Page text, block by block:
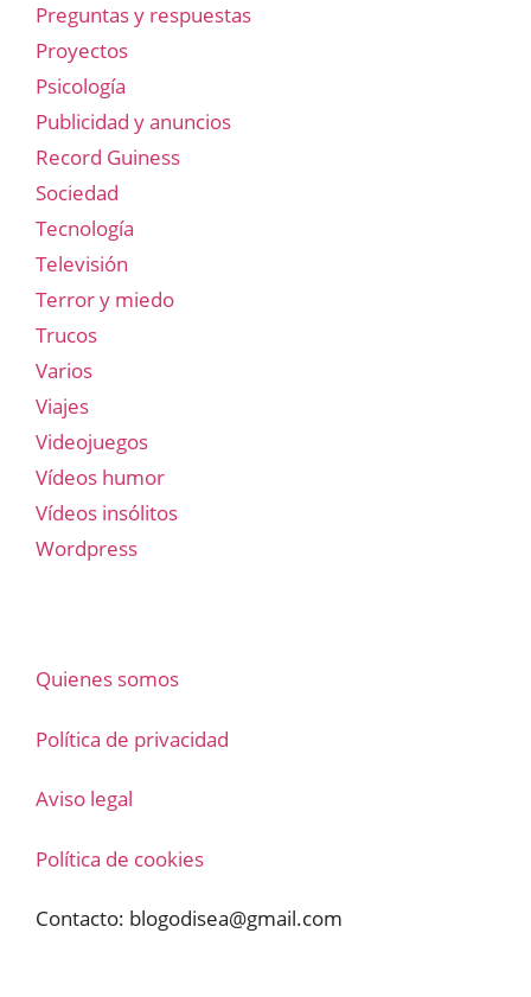
Preguntas y respuestas
Proyectos
Psicología
Publicidad y anuncios
Record Guiness
Sociedad
Tecnología
Televisión
Terror y miedo
Trucos
Varios
Viajes
Videojuegos
Vídeos humor
Vídeos insólitos
Wordpress
Quienes somos
Política de privacidad
Aviso legal
Política de cookies
Contacto: blogodisea@gmail.com